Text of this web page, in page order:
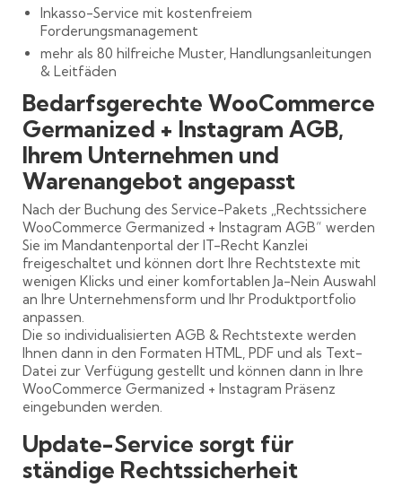
Inkasso-Service mit kostenfreiem
Forderungsmanagement
mehr als 80 hilfreiche Muster, Handlungsanleitungen
& Leitfäden
Bedarfsgerechte WooCommerce
Germanized + Instagram AGB,
Ihrem Unternehmen und
Warenangebot angepasst
Nach der Buchung des Service-Pakets „Rechtssichere
WooCommerce Germanized + Instagram AGB“ werden
Sie im Mandantenportal der IT-Recht Kanzlei
freigeschaltet und können dort Ihre Rechtstexte mit
wenigen Klicks und einer komfortablen Ja-Nein Auswahl
an Ihre Unternehmensform und Ihr Produktportfolio
anpassen.
Die so individualisierten AGB & Rechtstexte werden
Ihnen dann in den Formaten HTML, PDF und als Text-
Datei zur Verfügung gestellt und können dann in Ihre
WooCommerce Germanized + Instagram Präsenz
eingebunden werden.
Update-Service sorgt für
ständige Rechtssicherheit